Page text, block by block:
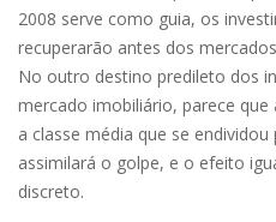
2008 serve como guia, os
recuperarão antes dos
No outro destino predileto dos
mercado imobiliário, parece
a classe média que se
assimilará o golpe, e o efeito
discreto.